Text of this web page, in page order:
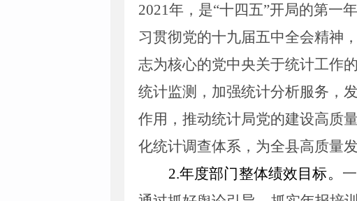
2021年 ， 是“十四五”开局的第一
习贯彻党的十九届五中全会精神
志为核心的党中央关于统计工作
统计监测，加强统计分析服务，
作用，推动统计局党的建设高质
化统计调查体系，为全县高质量
2.年度部门整体绩效目标。 一